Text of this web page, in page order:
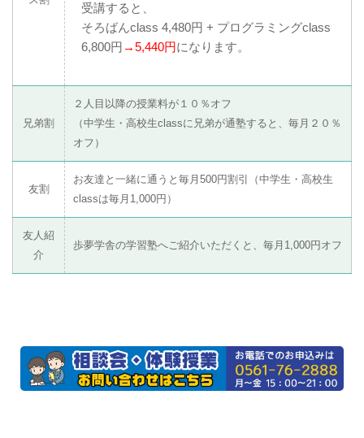
受講すると、
そろばんclass 4,480円 + プログラミングclass
6,800円 →5,440円になります。
兄弟割
２人目以降の授業料が１０％オフ
（中学生・高校生classに兄弟が通塾すると、毎月２０％
オフ）
友割
お友達と一緒に通うと毎月500円割引（中学生・高校生
classは毎月1,000円）
友人紹
介
歩夢学舎の学習塾へご紹介いただくと、毎月1,000円オフ